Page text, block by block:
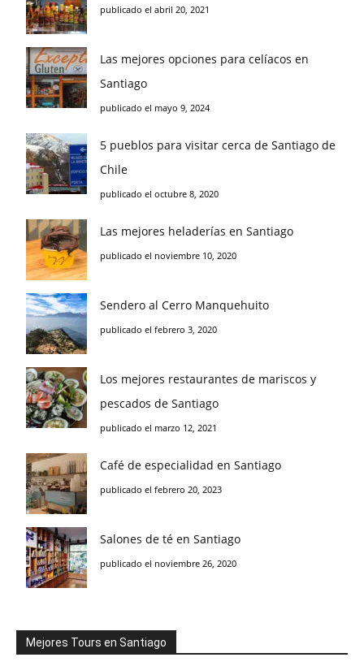
publicado el abril 20, 2021
Las mejores opciones para celíacos en
Santiago
publicado el mayo 9, 2024
5 pueblos para visitar cerca de Santiago de
Chile
publicado el octubre 8, 2020
Las mejores heladerías en Santiago
publicado el noviembre 10, 2020
Sendero al Cerro Manquehuito
publicado el febrero 3, 2020
Los mejores restaurantes de mariscos y
pescados de Santiago
publicado el marzo 12, 2021
Café de especialidad en Santiago
publicado el febrero 20, 2023
Salones de té en Santiago
publicado el noviembre 26, 2020
Mejores Tours en Santiago